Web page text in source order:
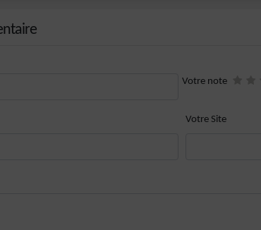
Votre note
Votre Site